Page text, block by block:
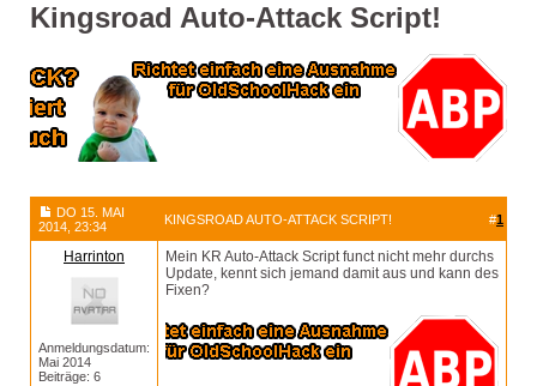
Kingsroad Auto-Attack Script!
DO 15. MAI
2014, 23:34
KINGSROAD AUTO-ATTACK SCRIPT! #1
Harrinton
Anmeldungsdatum:
Mai 2014
Beiträge: 6
Mein KR Auto-Attack Script funct nicht mehr durchs
Update, kennt sich jemand damit aus und kann des
Fixen?